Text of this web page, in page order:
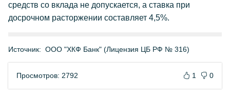
средств со вклада не допускается, а ставка при
досрочном расторжении составляет 4,5%.
Источник: ООО "ХКФ Банк" (Лицензия ЦБ РФ № 316)
Просмотров: 2792 1 0